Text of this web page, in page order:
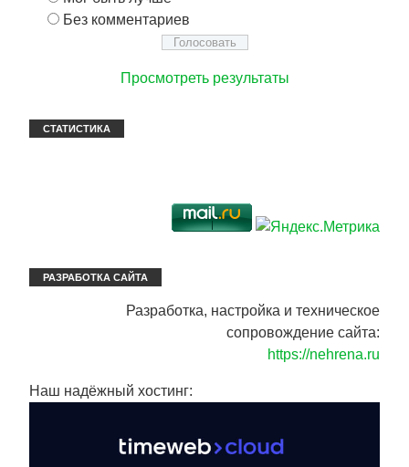
Без комментариев
Просмотреть результаты
СТАТИСТИКА
РАЗРАБОТКА САЙТА
Разработка, настройка и техническое
сопровождение сайта:
https://nehrena.ru
Наш надёжный хостинг: